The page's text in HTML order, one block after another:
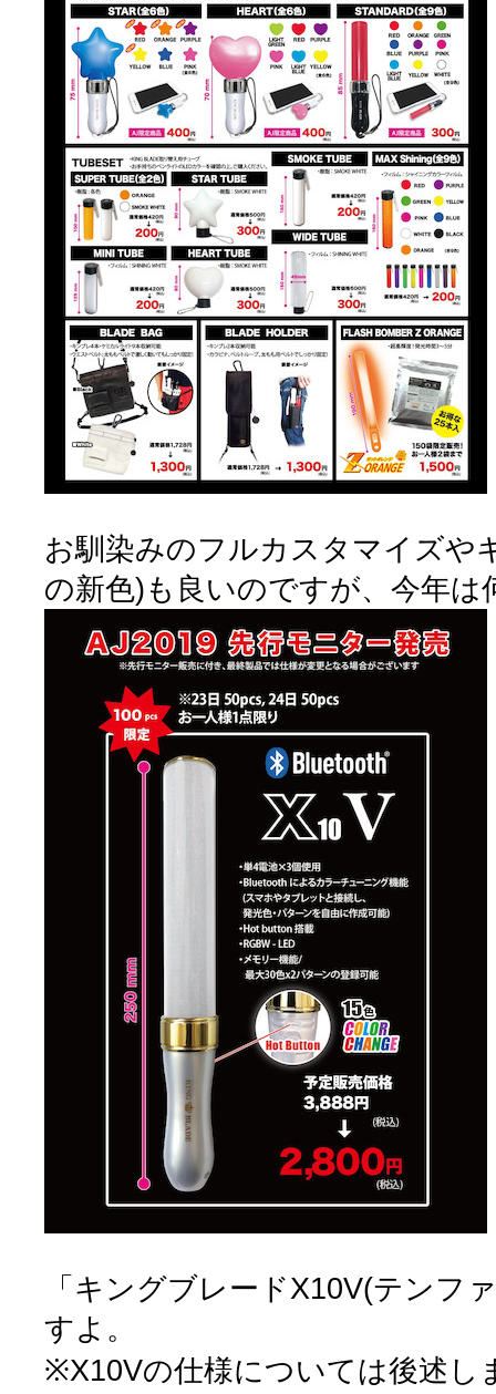
お馴染みのフルカスタマイズや
の新色)も良いのですが、今年は
「キングブレードX10V(テンフ
すよ。
※X10Vの仕様については後述し